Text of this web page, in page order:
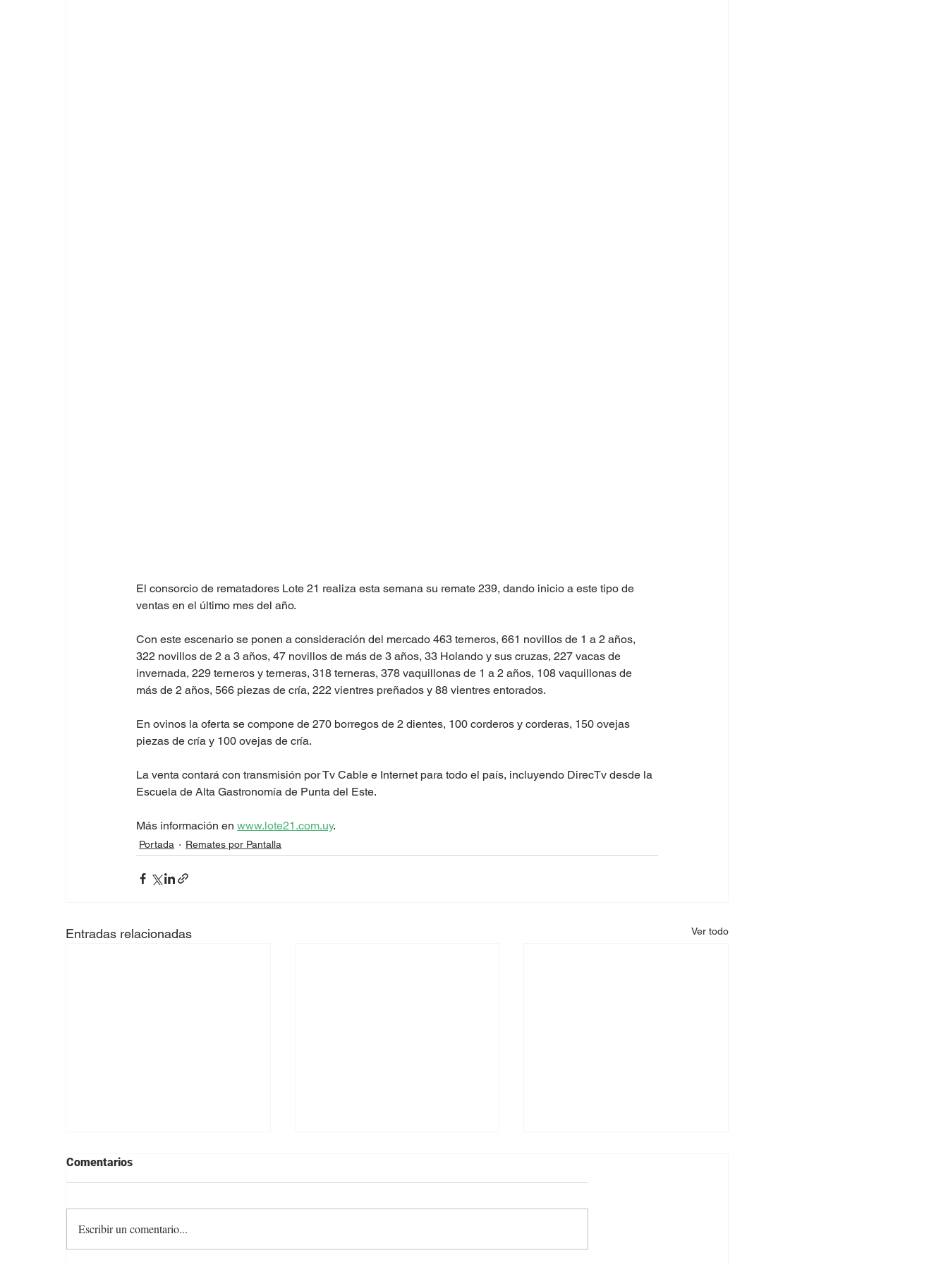
El consorcio de rematadores Lote 21 realiza esta semana su remate 239, dando inicio a este tipo de
ventas en el último mes del año.
Con este escenario se ponen a consideración del mercado 463 terneros, 661 novillos de 1 a 2 años,
322 novillos de 2 a 3 años, 47 novillos de más de 3 años, 33 Holando y sus cruzas, 227 vacas de
invernada, 229 terneros y terneras, 318 terneras, 378 vaquillonas de 1 a 2 años, 108 vaquillonas de
más de 2 años, 566 piezas de cría, 222 vientres preñados y 88 vientres entorados.
En ovinos la oferta se compone de 270 borregos de 2 dientes, 100 corderos y corderas, 150 ovejas
piezas de cría y 100 ovejas de cría.
La venta contará con transmisión por Tv Cable e Internet para todo el país, incluyendo DirecTv desde la
Escuela de Alta Gastronomía de Punta del Este.
Más información en www.lote21.com.uy.
Portada Remates por Pantalla
Entradas relacionadas Ver todo
Comentarios
Escribir un comentario...